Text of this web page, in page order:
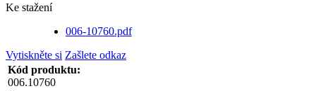
Ke stažení
006-10760.pdf
Vytiskněte si Zašlete odkaz
Kód produktu:
006.10760